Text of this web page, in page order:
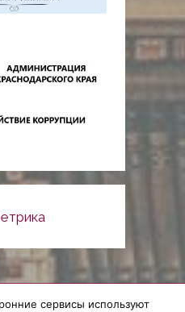
сервисы используют